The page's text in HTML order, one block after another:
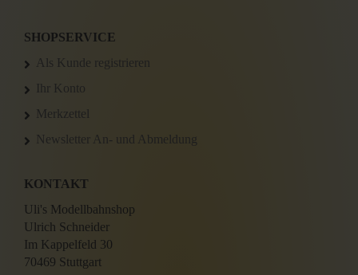
SHOPSERVICE
Als Kunde registrieren
Ihr Konto
Merkzettel
Newsletter An- und Abmeldung
KONTAKT
Uli's Modellbahnshop
Ulrich Schneider
Im Kappelfeld 30
70469 Stuttgart